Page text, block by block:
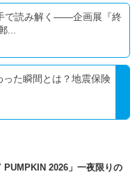
で読み解く――企画展『終
...
た瞬間とは？地震保険
PUMPKIN 2026」一夜限りの